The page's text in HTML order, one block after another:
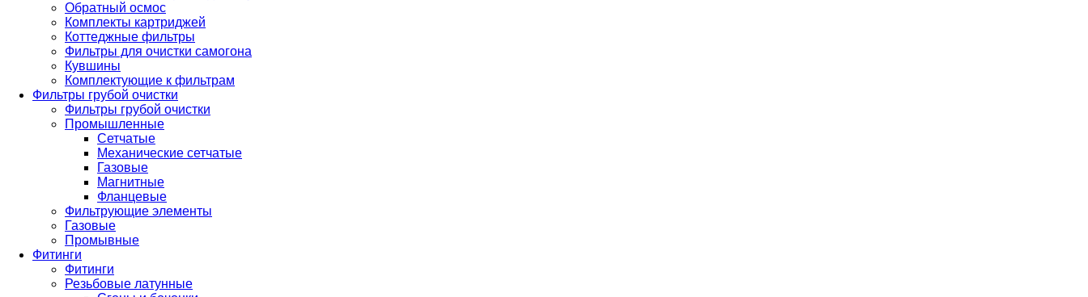
Обратный осмос
Комплекты картриджей
Коттеджные фильтры
Фильтры для очистки самогона
Кувшины
Комплектующие к фильтрам
Фильтры грубой очистки
Фильтры грубой очистки
Промышленные
Сетчатые
Механические сетчатые
Газовые
Магнитные
Фланцевые
Фильтрующие элементы
Газовые
Промывные
Фитинги
Фитинги
Резьбовые латунные